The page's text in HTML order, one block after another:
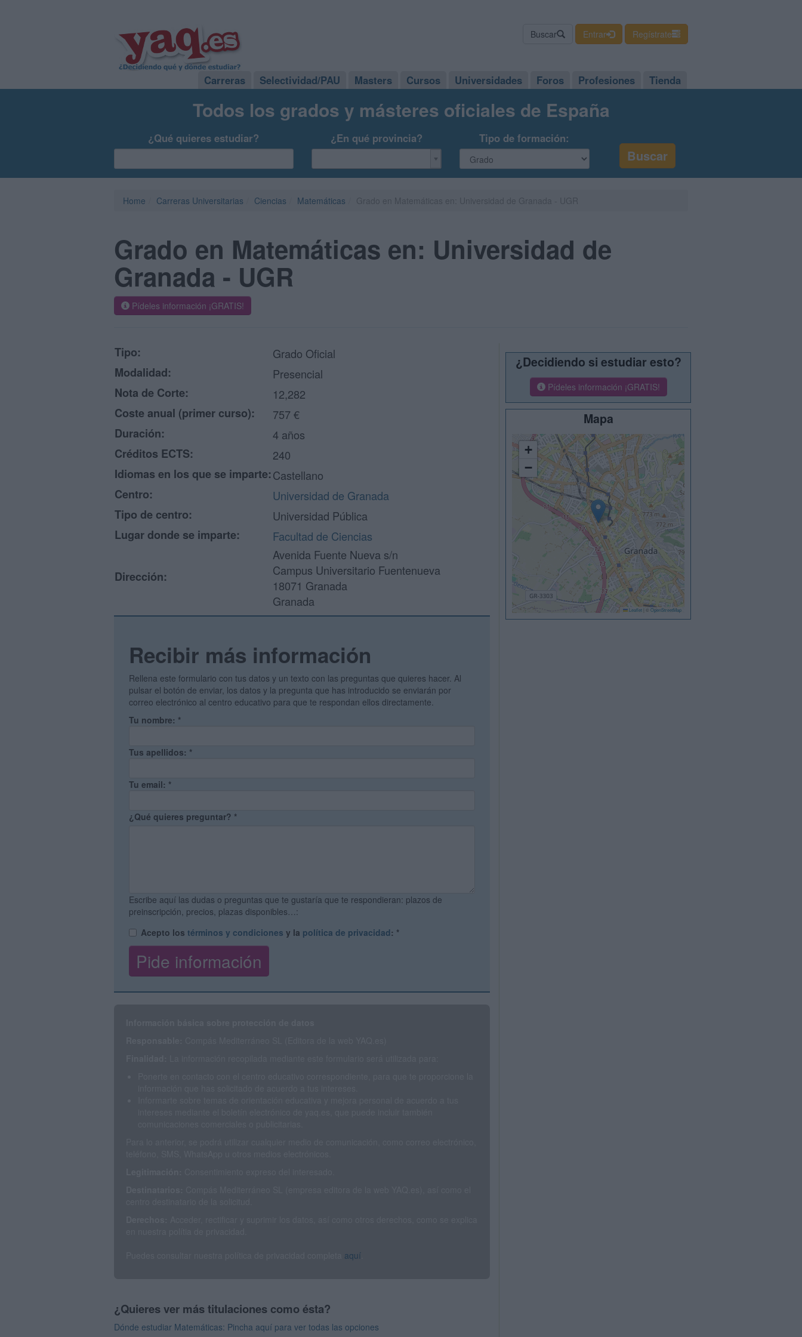
Buscar Entrar Regístrate
Carreras Selectividad/PAU Masters Cursos Universidades Foros Profesiones Tienda
Todos los grados y másteres oficiales de España
¿Qué quieres estudiar? ¿En qué provincia? Tipo de formación:
Home Carreras Universitarias Ciencias Matemáticas
Grado en Matemáticas en: Universidad de
Granada - UGR
Pídeles información ¡GRATIS!
Tipo:
Grado Oficial
Modalidad:
Presencial
Nota de Corte:
12,282
Coste anual (primer curso):
757 €
Duración:
4 años
Créditos ECTS:
240
Idiomas en los que se imparte:Castellano
Centro:
Universidad de Granada
Tipo de centro:
Universidad Pública
Lugar donde se imparte:
Facultad de Ciencias
Dirección:
Avenida Fuente Nueva s/n
Campus Universitario Fuentenueva
18071 Granada
Granada
Recibir más información
Rellena este formulario con tus datos y un texto con las preguntas que quieres hacer. Al
pulsar el botón de enviar, los datos y la pregunta que has introducido se enviarán por
correo electrónico al centro educativo para que te respondan ellos directamente.
Tu nombre: *
Tus apellidos: *
Tu email: *
¿Qué quieres preguntar? *
Escribe aquí las dudas o preguntas que te gustaría que te respondieran: plazos de
preinscripción, precios, plazas disponibles…:
Acepto los términos y condiciones y la política de privacidad: *
aquí
¿Quieres ver más titulaciones como ésta?
Dónde estudiar Matemáticas: Pincha aquí para ver todas las opciones
¿Decidiendo si estudiar esto?
Pídeles información ¡GRATIS!
Mapa
+
−
Leaflet © OpenStreetMap